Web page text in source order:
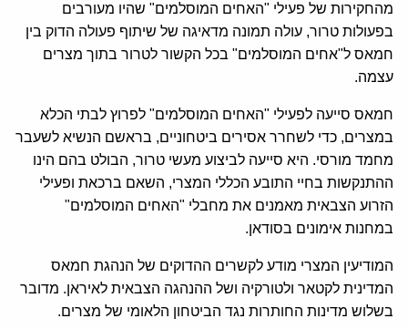
מהחקירות של פעילי "האחים המוסלמים" שהיו מעורבים
בפעולות טרור, עולה תמונה מדאיגה של שיתוף פעולה הדוק בין
חמאס ל"אחים המוסלמים" בכל הקשור לטרור בתוך מצרים
עצמה.
חמאס סייעה לפעילי "האחים המוסלמים" לפרוץ לבתי הכלא
במצרים, כדי לשחרר אסירים ביטחוניים, בראשם הנשיא לשעבר
מחמד מורסי. היא סייעה לביצוע מעשי טרור, הבולט בהם הינו
ההתנקשות בחיי התובע הכללי המצרי, השאם ברכאת ופעילי
הזרוע הצבאית מאמנים את מחבלי "האחים המוסלמים"
במחנות אימונים בסודאן.
המודיעין המצרי מודע לקשרים ההדוקים של הנהגת חמאס
המדינית לקטאר ולטורקיה ושל ההנהגה הצבאית לאיראן. מדובר
בשלוש מדינות החותרות נגד הביטחון הלאומי של מצרים.